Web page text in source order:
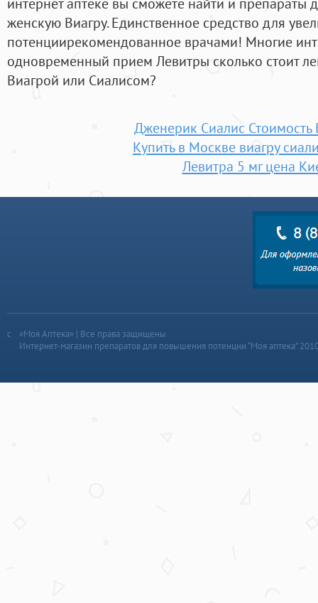
женскую Виагру. Единственное средство для
потенциирекомендованное врачами! Многие
одновременный прием Левитры сколько стоит
Виагрой или Сиалисом?
Дженерик Сиалис
Купить в Москве виагру
Левитра 5 мг цена
«Моя Аптека» | Все права защищены
Интернет-магазин препаратов для повышения потенции “Моя аптека”